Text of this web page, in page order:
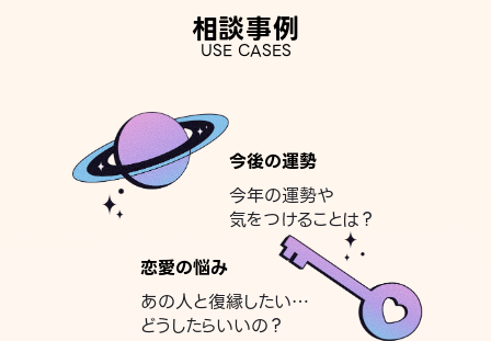
相談事例
USE CASES
今後の運勢
今年の運勢や
気をつけることは？
恋愛の悩み
あの人と復縁したい…
どうしたらいいの？